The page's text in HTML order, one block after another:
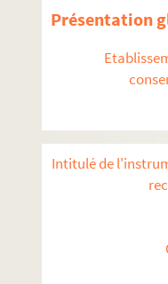
Présentation
Intitulé de
Bonis-
Gaston
Tennessee
Abel Hermant.
Barally. Le
Victor
François
Paul Bourget.